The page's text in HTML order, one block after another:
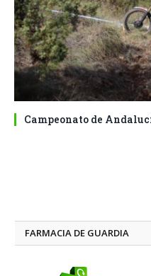
Campeonato de
FARMACIA DE GUARDIA